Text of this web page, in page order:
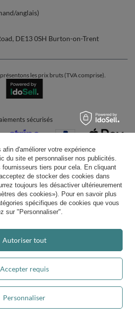
anglais)
, DE13 0SH Burton-on-Trent
les prix bruts (TVA comprise).
sécurisés
livraison pratique
nous faire confiance
Rejoignez-nous
d'améliorer votre expérience
du site et personnaliser nos publicités.
fournisseurs tiers pour cela. En cliquant
de stocker des cookies dans
toujours les désactiver ultérieurement
des cookies»). Pour en savoir plus
spécifiques de cookies que vous
sur "Personnaliser".
Accepter requis
Personnaliser
Autoriser tout